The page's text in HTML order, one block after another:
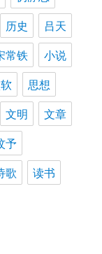
历史
吕天
常铁
小说
思想
文明
文章
予
歌
读书